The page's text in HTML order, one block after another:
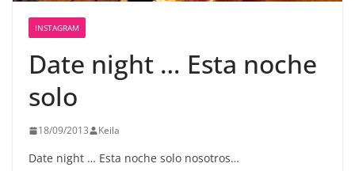
INSTAGRAM
Date night … Esta noche
solo
18/09/2013 Keila
Date night … Esta noche solo nosotros…